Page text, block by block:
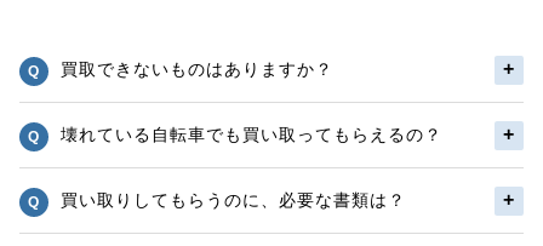
買取できないものはありますか？
壊れている自転車でも買い取ってもらえるの？
買い取りしてもらうのに、必要な書類は？